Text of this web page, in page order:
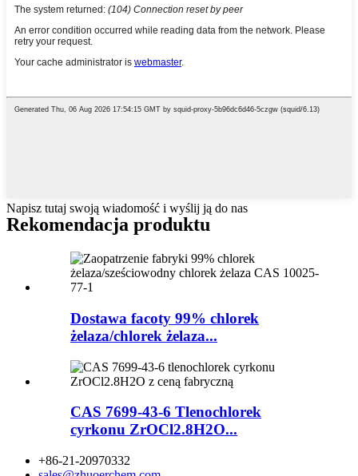
Napisz tutaj swoją wiadomość i wyślij ją do nas
Rekomendacja produktu
Dostawa facoty 99% chlorek
żelaza/chlorek żelaza...
CAS 7699-43-6 Tlenochlorek
cyrkonu ZrOCl2.8H2O...
+86-21-20970332